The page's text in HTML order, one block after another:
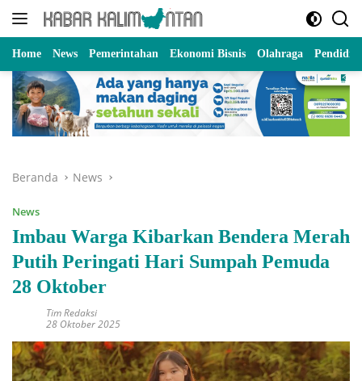
Langsung
Home News Pemerintahan Ekonomi Bisnis Olahraga
Beranda News
News
Imbau Warga Kibarkan Bendera Merah
Putih Peringati Hari Sumpah Pemuda
28 Oktober
Tim Redaksi
28 Oktober 2025